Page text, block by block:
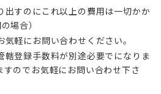
出すのにこれ以上の費用は一切かか
場合）
軽にお問い合わせください。
登録手数料が別途必要でになりま
すのでお気軽にお問い合わせ下さ